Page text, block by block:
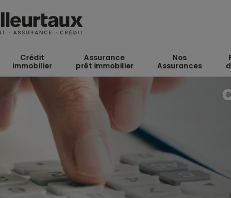
Crédit
immobilier
Assurance
prêt immobilier
Nos
Assurances